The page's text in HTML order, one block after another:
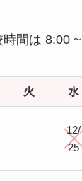
間は 8:00 ~
火 水
12/
25